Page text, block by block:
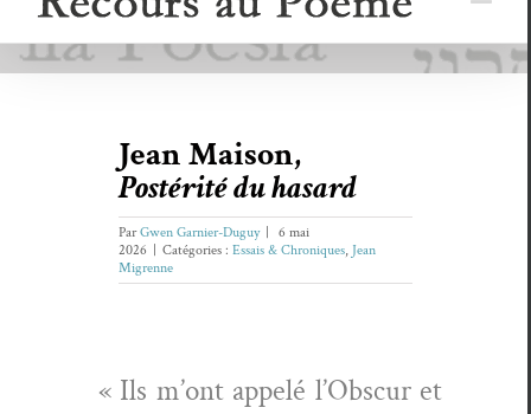
Jean Maison,
Postérité du hasard
ParGwen Garnier-Duguy
6 mai
2026
Catégories : Essais & Chroniques, Jean
Migrenne
« Ils m’ont appelé l’Ob­scur et